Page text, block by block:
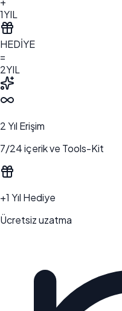
1YIL
HEDİYE
=
2YIL
2 Yıl Erişim
7/24 içerik ve Tools-Kit
+1 Yıl Hediye
Ücretsiz uzatma